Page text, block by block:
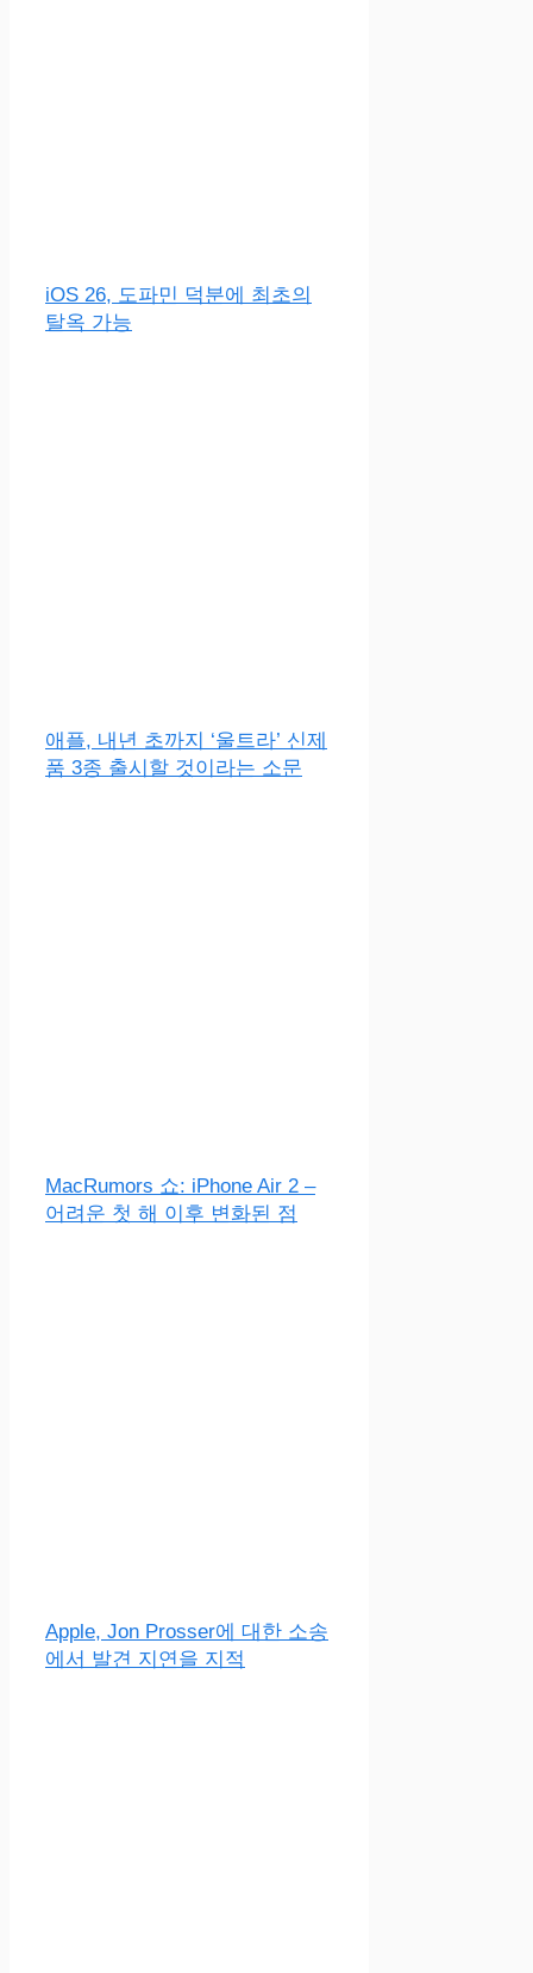
iOS 26, 도파민 덕분에 최초의
탈옥 가능
애플, 내년 초까지 ‘울트라’ 신제
품 3종 출시할 것이라는 소문
MacRumors 쇼: iPhone Air 2 –
어려운 첫 해 이후 변화된 점
Apple, Jon Prosser에 대한 소송
에서 발견 지연을 지적